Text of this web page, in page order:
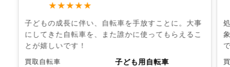
★★★★★
子どもの成長に伴い、自転車を手放すことに。大事
にしてきた自転車を、また誰かに使ってもらえるこ
とが嬉しいです！
買取自転車 子ども用自転車